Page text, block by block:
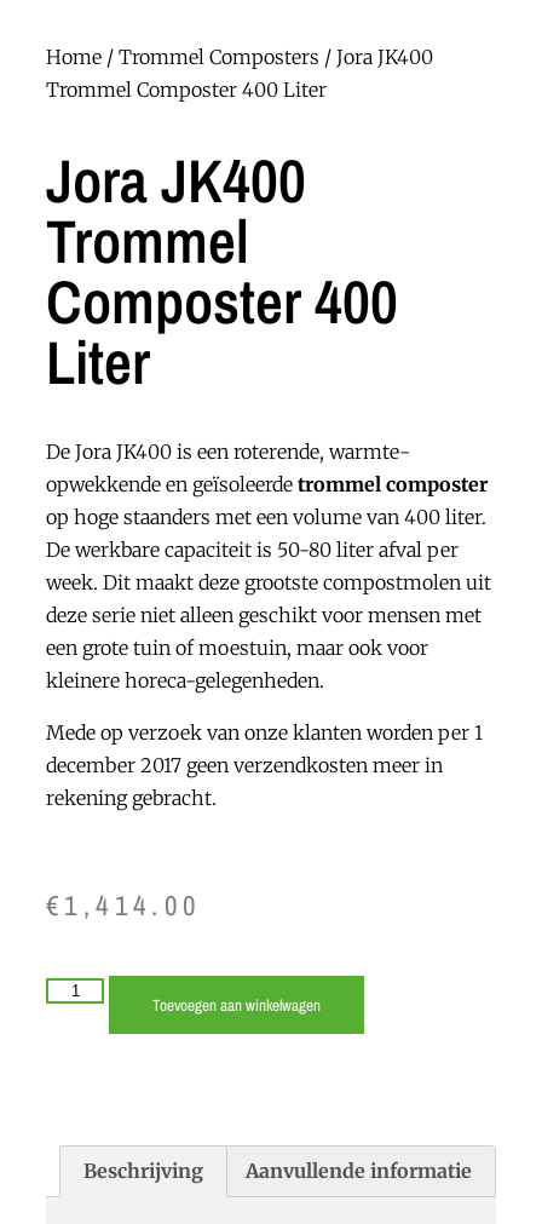
Home / Trommel Composters / Jora JK400
Trommel Composter 400 Liter
Jora JK400
Trommel
Composter 400
Liter
De Jora JK400 is een roterende, warmte-
opwekkende en geïsoleerde trommel composter
op hoge staanders met een volume van 400 liter.
De werkbare capaciteit is 50-80 liter afval per
week. Dit maakt deze grootste compostmolen uit
deze serie niet alleen geschikt voor mensen met
een grote tuin of moestuin, maar ook voor
kleinere horeca-gelegenheden.
Mede op verzoek van onze klanten worden per 1
december 2017 geen verzendkosten meer in
rekening gebracht.
€1,414.00
Toevoegen aan winkelwagen
Beschrijving Aanvullende informatie